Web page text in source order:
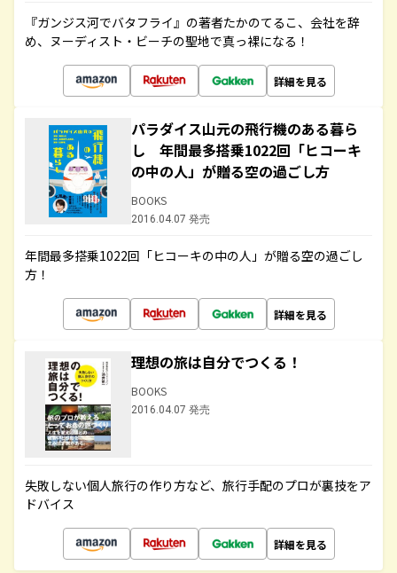
『ガンジス河でバタフライ』の著者たかのてるこ、会社を辞
め、ヌーディスト・ビーチの聖地で真っ裸になる！
詳細を見る
パラダイス山元の飛行機のある暮ら
し 年間最多搭乗1022回「ヒコーキ
の中の人」が贈る空の過ごし方
BOOKS
2016.04.07 発売
年間最多搭乗1022回「ヒコーキの中の人」が贈る空の過ごし
方！
詳細を見る
理想の旅は自分でつくる！
BOOKS
2016.04.07 発売
失敗しない個人旅行の作り方など、旅行手配のプロが裏技をア
ドバイス
詳細を見る